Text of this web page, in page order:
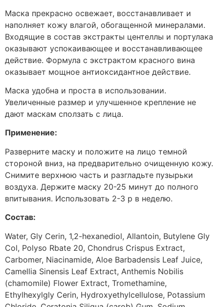
Маска прекрасно освежает, восстанавливает и
наполняет кожу влагой, обогащенной минералами.
Входящие в состав экстракты центеллы и портулака
оказывают успокаивающее и восстанавливающее
действие. Формула с экстрактом красного вина
оказывает мощное антиоксидантное действие.
Маска удобна и проста в использовании.
Увеличенные размер и улучшенное крепление не
дают маскам сползать с лица.
Применение:
Разверните маску и положите на лицо темной
стороной вниз, на предварительно очищенную кожу.
Снимите верхнюю часть и разгладьте пузырьки
воздуха. Держите маску 20-25 минут до полного
впитывания. Использовать 2-3 р в неделю.
Состав:
Water, Gly Cerin, 1,2-hexanediol, Allantoin, Butylene Gly
Col, Polyso Rbate 20, Chondrus Crispus Extract,
Carbomer, Niacinamide, Aloe Barbadensis Leaf Juice,
Camellia Sinensis Leaf Extract, Anthemis Nobilis
(chamomile) Flower Extract, Tromethamine,
Ethylhexylgly Cerin, Hydroxyethylcellulose, Potassium